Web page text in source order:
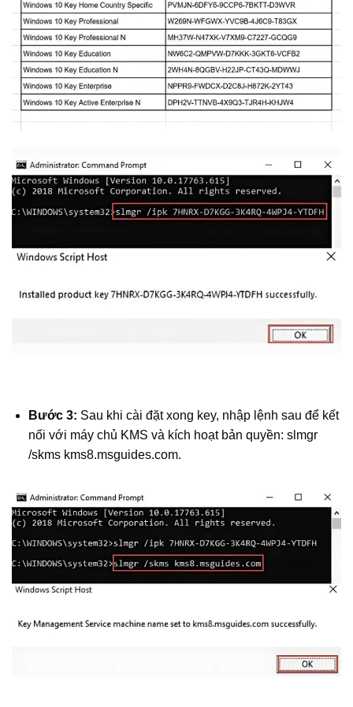
Bước 3: Sau khi cài đặt xong key, nhập lệnh sau để kết
nối với máy chủ KMS và kích hoạt bản quyền: slmgr
/skms kms8.msguides.com.